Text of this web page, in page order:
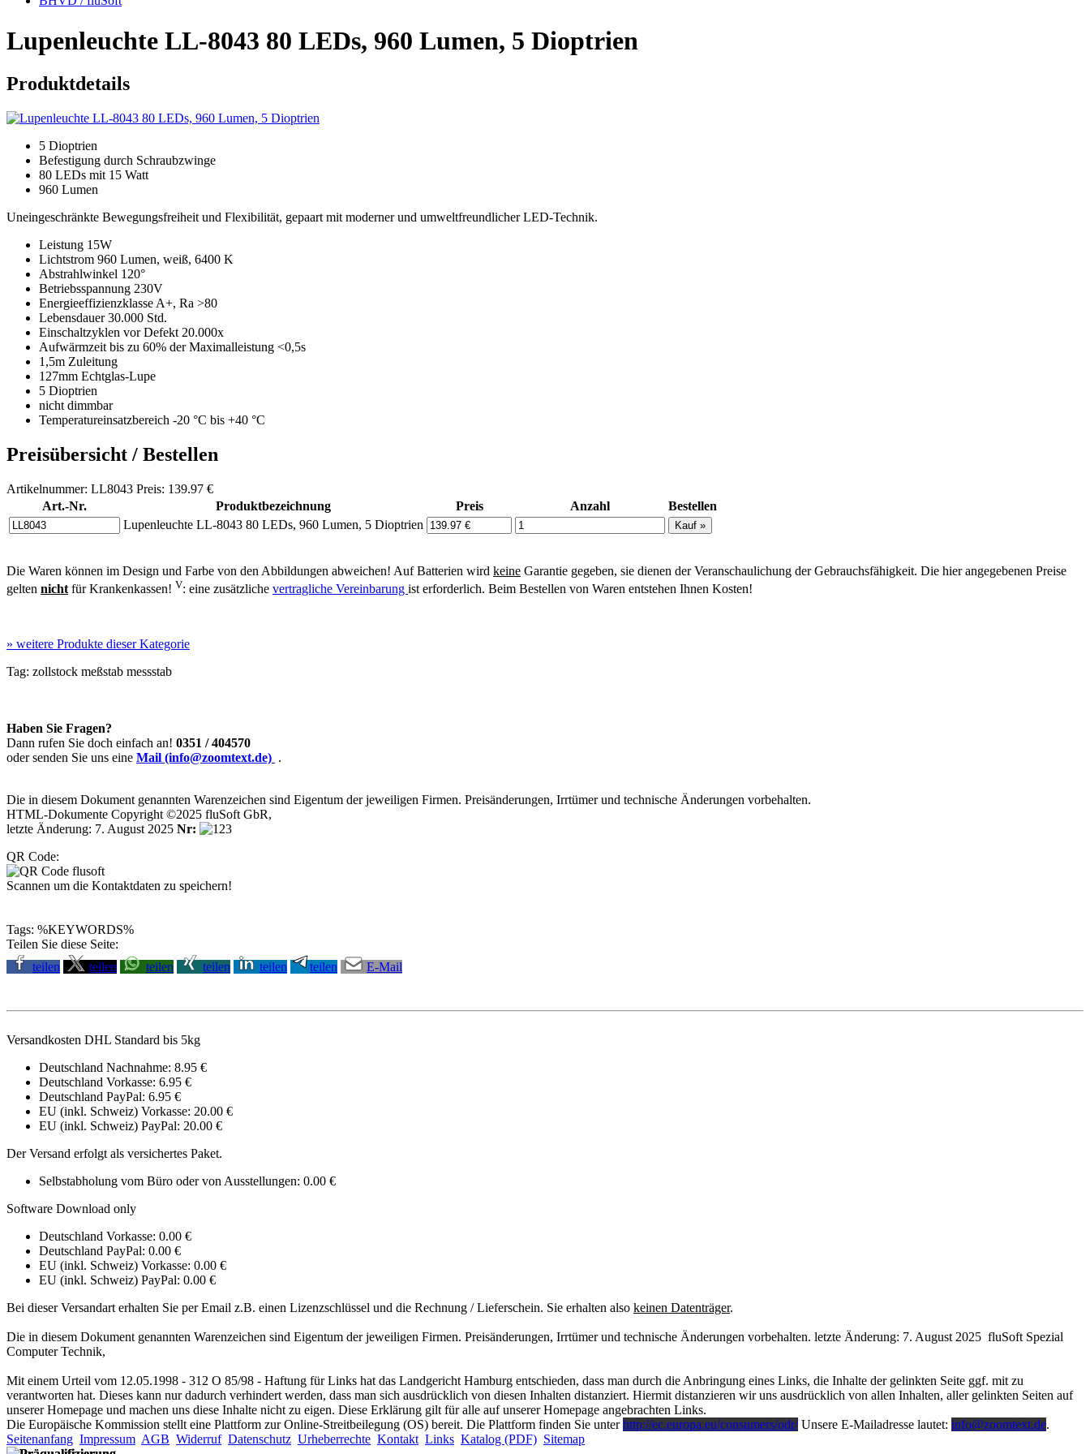
Lupenleuchte LL-8043 80 LEDs, 960 Lumen, 5 Dioptrien
Produktdetails
5 Dioptrien
Befestigung durch Schraubzwinge
80 LEDs mit 15 Watt
960 Lumen
Uneingeschränkte Bewegungsfreiheit und Flexibilität, gepaart mit moderner und umweltfreundlicher LED-Technik.
Leistung 15W
Lichtstrom 960 Lumen, weiß, 6400 K
Abstrahlwinkel 120°
Betriebsspannung 230V
Energieeffizienzklasse A+, Ra >80
Lebensdauer 30.000 Std.
Einschaltzyklen vor Defekt 20.000x
Aufwärmzeit bis zu 60% der Maximalleistung <0,5s
1,5m Zuleitung
127mm Echtglas-Lupe
5 Dioptrien
nicht dimmbar
Temperatureinsatzbereich -20 °C bis +40 °C
Preisübersicht / Bestellen
Artikelnummer: LL8043 Preis: 139.97 €
Art.-Nr.
Produktbezeichnung Preis Anzahl
Bestellen
Lupenleuchte LL-8043 80 LEDs, 960 Lumen, 5 Dioptrien
Die Waren können im Design und Farbe von den Abbildungen abweichen! Auf Batterien wird keine Garantie gegeben, sie dienen der Veranschaulichung der Gebrauchsfähigkeit. Die hier angegebenen Preise
gelten nicht für Krankenkassen! V: eine zusätzliche vertragliche Vereinbarung ist erforderlich. Beim Bestellen von Waren entstehen Ihnen Kosten!
» weitere Produkte dieser Kategorie
Tag: zollstock meßstab messstab
Haben Sie Fragen?
Dann rufen Sie doch einfach an! 0351 / 404570
oder senden Sie uns eine Mail (info@zoomtext.de) .
Die in diesem Dokument genannten Warenzeichen sind Eigentum der jeweiligen Firmen. Preisänderungen, Irrtümer und technische Änderungen vorbehalten.
HTML-Dokumente Copyright ©2025 fluSoft GbR,
letzte Änderung: 7. August 2025 Nr:
QR Code:
Scannen um die Kontaktdaten zu speichern!
Tags: %KEYWORDS%
Teilen Sie diese Seite:
teilen
teilen teilen teilen teilen teilen E-Mail
Versandkosten DHL Standard bis 5kg
Deutschland Nachnahme: 8.95 €
Deutschland Vorkasse: 6.95 €
Deutschland PayPal: 6.95 €
EU (inkl. Schweiz) Vorkasse: 20.00 €
EU (inkl. Schweiz) PayPal: 20.00 €
Der Versand erfolgt als versichertes Paket.
Selbstabholung vom Büro oder von Ausstellungen: 0.00 €
Software Download only
Deutschland Vorkasse: 0.00 €
Deutschland PayPal: 0.00 €
EU (inkl. Schweiz) Vorkasse: 0.00 €
EU (inkl. Schweiz) PayPal: 0.00 €
Bei dieser Versandart erhalten Sie per Email z.B. einen Lizenzschlüssel und die Rechnung / Lieferschein. Sie erhalten also keinen Datenträger.
Die in diesem Dokument genannten Warenzeichen sind Eigentum der jeweiligen Firmen. Preisänderungen, Irrtümer und technische Änderungen vorbehalten. letzte Änderung: 7. August 2025 fluSoft Spezial
Computer Technik,
Mit einem Urteil vom 12.05.1998 - 312 O 85/98 - Haftung für Links hat das Landgericht Hamburg entschieden, dass man durch die Anbringung eines Links, die Inhalte der gelinkten Seite ggf. mit zu
verantworten hat. Dieses kann nur dadurch verhindert werden, dass man sich ausdrücklich von diesen Inhalten distanziert. Hiermit distanzieren wir uns ausdrücklich von allen Inhalten, aller gelinkten Seiten auf
unserer Homepage und machen uns diese Inhalte nicht zu eigen. Diese Erklärung gilt für alle auf unserer Homepage angebrachten Links.
Die Europäische Kommission stellt eine Plattform zur Online-Streitbeilegung (OS) bereit. Die Plattform finden Sie unterhttp://ec.europa.eu/consumers/odr/Unsere E-Mailadresse lautet: info@zoomtext.de.
Seitenanfang Impressum AGB Widerruf Datenschutz Urheberrechte Kontakt Links Katalog (PDF) Sitemap